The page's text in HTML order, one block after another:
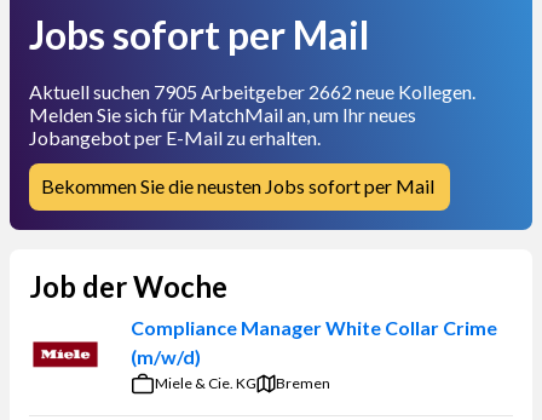
Jobs sofort per Mail
Aktuell suchen 7905 Arbeitgeber 2662 neue Kollegen.
Melden Sie sich für MatchMail an, um Ihr neues
Jobangebot per E-Mail zu erhalten.
Bekommen Sie die neusten Jobs sofort per Mail
Job der Woche
Compliance Manager White Collar Crime
(m/w/d)
Miele & Cie. KG Bremen